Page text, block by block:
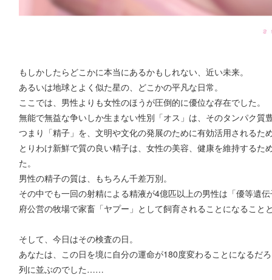
もしかしたらどこかに本当にあるかもしれない、近い未来。
あるいは地球とよく似た星の、どこかの平凡な日常。
ここでは、男性よりも女性のほうが圧倒的に優位な存在でした。
無能で無益な争いしか生まない性別「オス」は、そのタンパク
つまり「精子」を、文明や文化の発展のために有効活用されるた
とりわけ新鮮で質の良い精子は、女性の美容、健康を維持する
た。
男性の精子の質は、もちろん千差万別。
その中でも一回の射精による精液が4億匹以上の男性は「優等遺
府公営の牧場で家畜「ヤプー」として飼育されることになること
そして、今日はその検査の日。
あなたは、この日を境に自分の運命が180度変わることになるだ
列に並ぶのでした……